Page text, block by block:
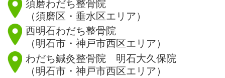
（須磨区・垂水区エリア）
西明石わだち整骨院
（明石市・神戸市西区エリア）
わだち鍼灸整骨院 明石大久保院
（明石市・神戸市西区エリア）